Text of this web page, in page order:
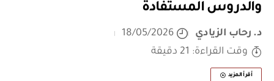
والدروس المستفادة
د. رحاب الزيادي
18/05/2026
وقت القراءة: 21 دقيقة
أقرأ المزيد